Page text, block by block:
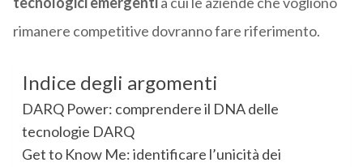
rimanere competitive dovranno fare riferimento.
Indice degli argomenti
DARQ Power: comprendere il DNA delle
tecnologie DARQ
Get to Know Me: identificare l’unicità dei